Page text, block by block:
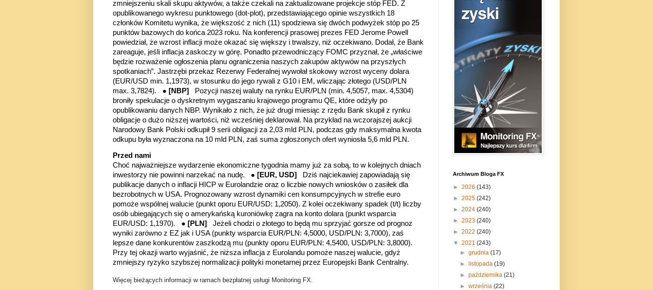
zmniejszeniu skali skupu aktywów, a także czekali na zaktualizowane projekcje stóp FED. Z
opublikowanego wykresu punktowego (dot-plot), przedstawiającego opinie wszystkich 18
członków Komitetu wynika, że większość z nich (11) spodziewa się dwóch podwyżek stóp po 25
punktów bazowych do końca 2023 roku. Na konferencji prasowej prezes FED Jerome Powell
powiedział, że wzrost inflacji może okazać się większy i trwalszy, niż oczekiwano. Dodał, że Bank
zareaguje, jeśli inflacja zaskoczy w górę. Ponadto przewodniczący FOMC przyznał, że „właściwe
będzie rozważenie ogłoszenia planu ograniczenia naszych zakupów aktywów na przyszłych
spotkaniach”. Jastrzębi przekaz Rezerwy Federalnej wywołał skokowy wzrost wyceny dolara
(EUR/USD min. 1,1973), w stosunku do jego rywali z G10 i EM, wliczając złotego (USD/PLN
max. 3,7824). ● [NBP]
Pozycji naszej waluty na rynku EUR/PLN (min. 4,5057, max. 4,5304)
broniły spekulacje o dyskretnym wygaszaniu krajowego programu QE, które odżyły po
opublikowaniu danych NBP. Wynikało z nich, że już drugi miesiąc z rzędu Bank skupił z rynku
obligacje o dużo niższej wartości, niż wcześniej deklarował. Na przykład na wczorajszej aukcji
Narodowy Bank Polski odkupił 9 serii obligacji za 2,03 mld PLN, podczas gdy maksymalna kwota
odkupu była wyznaczona na 10 mld PLN, zaś suma zgłoszonych ofert wyniosła 5,6 mld PLN.
Przed nami
Choć najważniejsze wydarzenie ekonomiczne tygodnia mamy już za sobą, to w kolejnych dniach
inwestorzy nie powinni narzekać na nudę. ● [EUR, USD]
Dziś najciekawiej zapowiadają się
publikacje danych o inflacji HICP w Eurolandzie oraz o liczbie nowych wniosków o zasiłek dla
bezrobotnych w USA. Prognozowany wzrost dynamiki cen konsumpcyjnych w strefie euro
pomoże wspólnej walucie (punkt oporu EUR/USD: 1,2050). Z kolei oczekiwany spadek (t/t) liczby
osób ubiegających się o amerykańską kuroniówkę zagra na konto dolara (punkt wsparcia
EUR/USD: 1,1970). ● [PLN] Jeżeli chodzi o złotego to będą mu sprzyjać gorsze od prognoz
wyniki zarówno z EZ jak i USA (punkty wsparcia EUR/PLN: 4,5000, USD/PLN: 3,7000), zaś
lepsze dane konkurentów zaszkodzą mu (punkty oporu EUR/PLN: 4,5400, USD/PLN: 3,8000).
Przy tej okazji warto wyjaśnić, że niższa inflacja z Eurolandu pomoże naszej walucie, gdyż
zmniejszy ryzyko szybszej normalizacji polityki monetarnej przez Europejski Bank Centralny.
Więcej bieżących informacji w ramach bezpłatnej usługi Monitoring FX.
Archiwum Bloga FX
► 2026 (143)
► 2025 (242)
► 2024 (240)
► 2023 (240)
► 2022 (240)
▼ 2021 (243)
►grudnia(17)
►listopada(19)
►października(21)
►września(22)